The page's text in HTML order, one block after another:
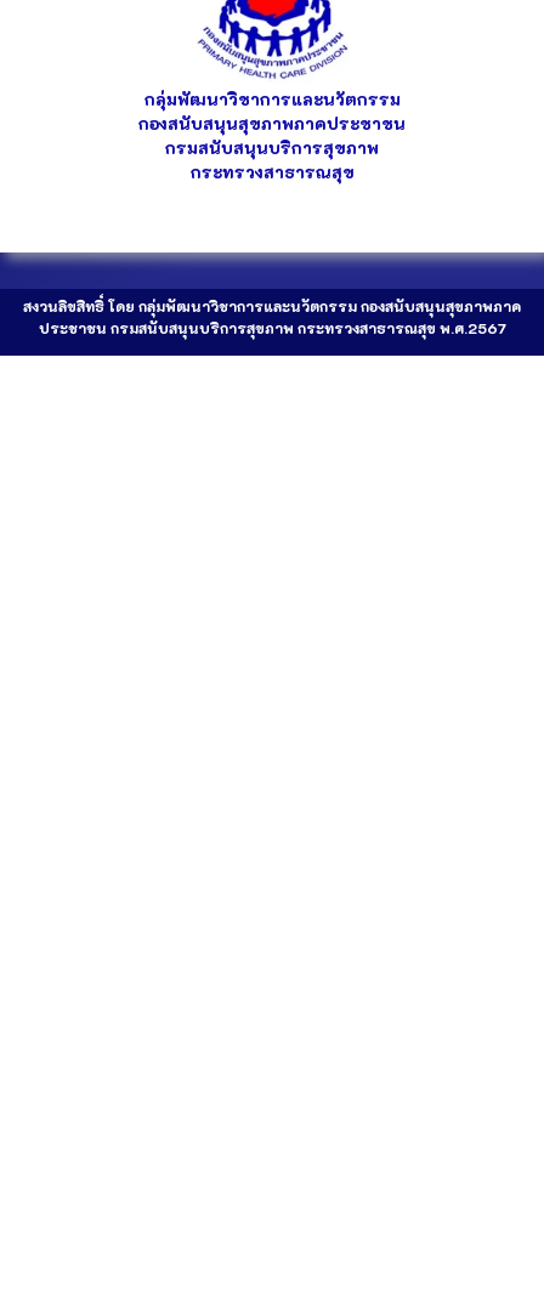
กลุ่มพัฒนาวิชาการและนวัตกรรม
กองสนับสนุนสุขภาพภาคประชาชน
กรมสนับสนุนบริการสุขภาพ
กระทรวงสาธารณสุข
สงวนลิขสิทธิ์ โดย กลุ่มพัฒนาวิชาการและนวัตกรรม กองสนับสนุนสุขภาพภาค
ประชาชน กรมสนับสนุนบริการสุขภาพ กระทรวงสาธารณสุข พ.ศ.2567